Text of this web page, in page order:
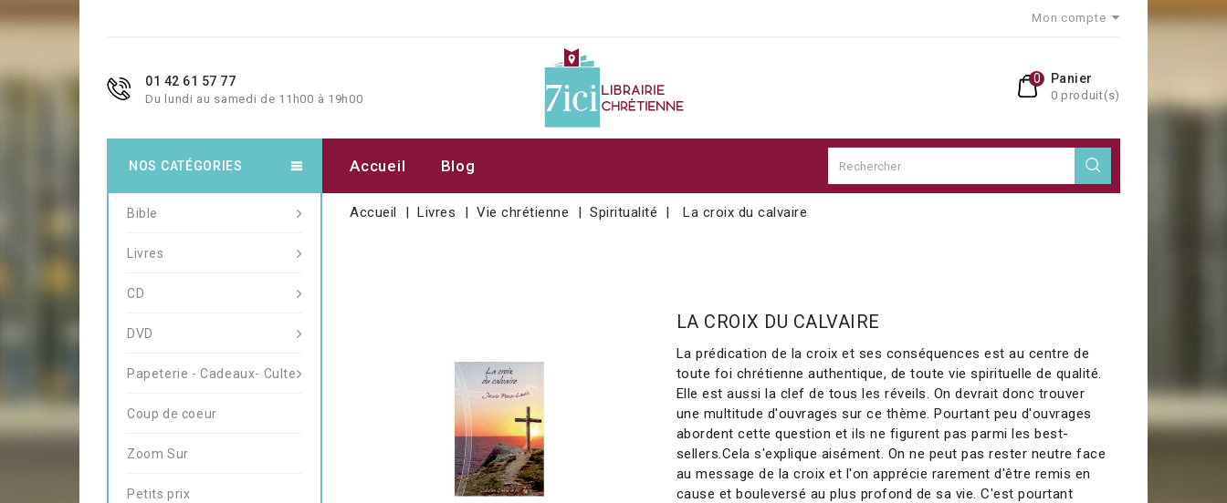
Mon compte
01 42 61 57 77
Du lundi au samedi de 11h00 à 19h00
Panier
0 produit(s)
0
Accueil Blog
Accueil Livres Vie chrétienne Spiritualité La croix du calvaire
LA CROIX DU CALVAIRE
La prédication de la croix et ses conséquences est au centre de
toute foi chrétienne authentique, de toute vie spirituelle de qualité.
Elle est aussi la clef de tous les réveils. On devrait donc trouver
une multitude d'ouvrages sur ce thème. Pourtant peu d'ouvrages
abordent cette question et ils ne figurent pas parmi les best-
sellers.Cela s'explique aisément. On ne peut pas rester neutre face
au message de la croix et l'on apprécie rarement d'être remis en
cause et bouleversé au plus profond de sa vie. C'est pourtant
NOS CATÉGORIES
Bible
Livres
CD
DVD
Papeterie - Cadeaux- Culte
Coup de coeur
Zoom Sur
Petits prix